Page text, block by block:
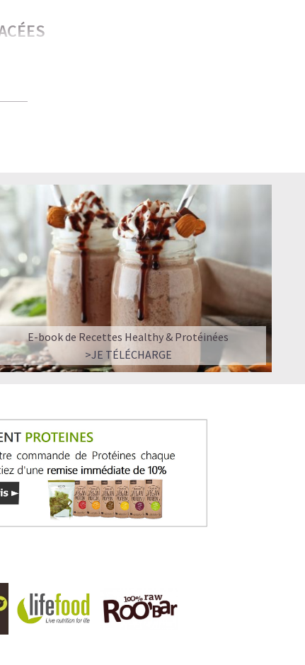
aux
E-book de Recettes Healthy & Protéinées
>JE TÉLÉCHARGE